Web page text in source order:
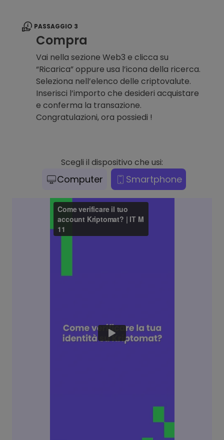
PASSAGGIO 3
Compra
Vai nella sezione Web3 e clicca su
“Ricarica” oppure usa l’icona della ricerca.
Seleziona nell’elenco delle criptovalute.
Inserisci l’importo che desideri acquistare
e conferma la transazione.
Congratulazioni, ora possiedi !
Scegli il dispositivo che usi:
Computer Smartphone